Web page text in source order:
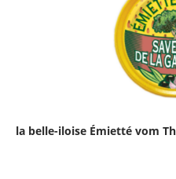
la belle-iloise Émietté vom